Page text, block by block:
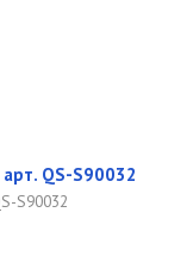
QS-S90032
S90032